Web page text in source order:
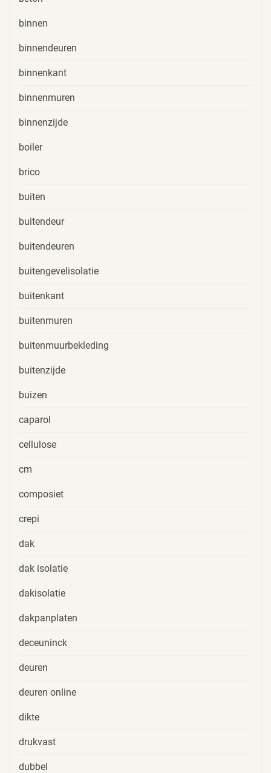
binnen
binnendeuren
binnenkant
binnenmuren
binnenzijde
boiler
brico
buiten
buitendeur
buitendeuren
buitengevelisolatie
buitenkant
buitenmuren
buitenmuurbekleding
buitenzijde
buizen
caparol
cellulose
cm
composiet
crepi
dak
dak isolatie
dakisolatie
dakpanplaten
deceuninck
deuren
deuren online
dikte
drukvast
dubbel